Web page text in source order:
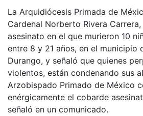
La Arquidiócesis Primada de
Cardenal Norberto Rivera
asesinato en el que murieron 10
entre 8 y 21 años, en el municipio
Durango, y señaló que quienes
violentos, están condenando sus
Arzobispado Primado de México
enérgicamente el cobarde
señaló en un comunicado.